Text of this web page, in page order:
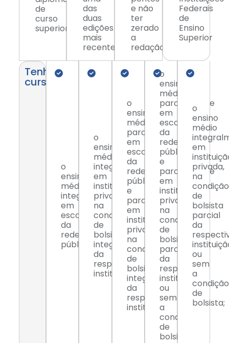
de
curso
superior
das
duas
edições
mais
recentes
e não
ter
zerado
a
redação
Federais
de
Ensino
Superior
Tenha
cursado
o
ensino
médio
integralmente
em
escola
da
rede
pública;
o
ensino
médio
integralmente
em
instituição
privada,
na
condição
de
bolsista
integral
da
respectiva
instituição;
o
ensino
médio
parcialmente
em
escola
da
rede
pública
e
parcialmente
em
instituição
privada,
na
condição
de
bolsista
integral
da
respectiva
instituição;
o
ensino
médio
parcialmente
em
escola
da
rede
pública
e
parcialmente
em
instituição
privada,
na
condição
de
bolsista
parcial
da
respectiva
instituição
ou
sem
a
condição
de
bolsista;
o
ensino
médio
em
privada,
na
condição
de
bolsista
parcial
da
ou
sem
a
condição
de
bolsista;